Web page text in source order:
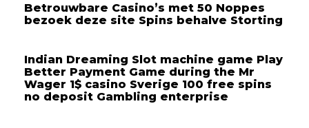
Betrouwbare Casino’s met 50 Noppes
bezoek deze site Spins behalve Storting
Indian Dreaming Slot machine game Play
Better Payment Game during the Mr
Wager 1$ casino Sverige 100 free spins
no deposit Gambling enterprise